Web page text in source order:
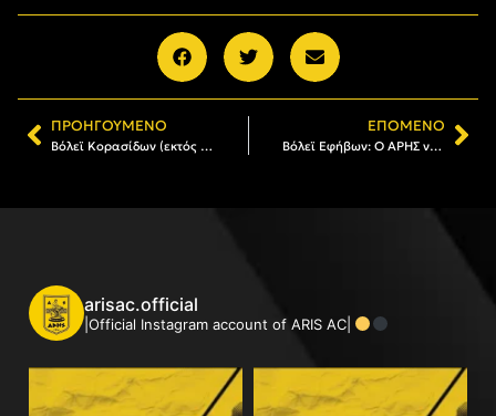
ΠΡΟΗΓΟΎΜΕΝΟ
Βόλεϊ Κορασίδων (εκτός συναγωνισμού ΕΠΕΣΘ): Εύκολα ο ΑΡΗΣ 1 έκανε το 3-0 κόντρα στη Βεργίνα
ΕΠΌΜΕΝΟ
Βόλεϊ Εφήβων: O ΑΡΗΣ νίκησε 3-0 τον Πήγασο Πολίχνης και προκρίθηκε στη Β΄ Φάση
arisac.official
|Official Instagram account of ARIS AC|